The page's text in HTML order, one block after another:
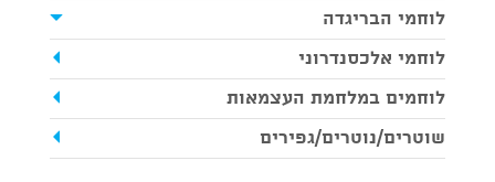
לוחמי הבריגדה
לוחמי אלכסנדרוני
לוחמים במלחמת העצמאות
שוטרים/נוטרים/גפירים